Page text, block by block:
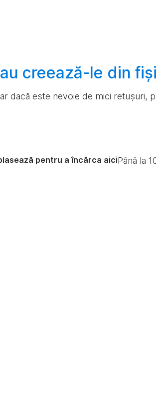
creează-le din
dacă este nevoie de mici retușuri,
pentru a încărca aiciPână la